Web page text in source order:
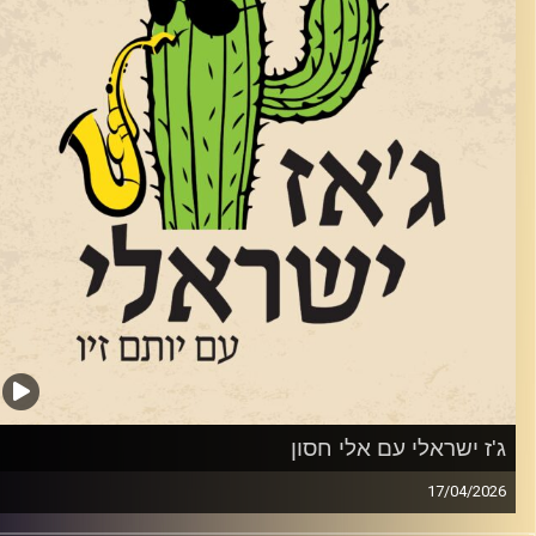
אלבומים, ב 2005 זכה בפרס לנדאו, וב 2009 זכה בפרס ראש
הממשלה למלחינים ולפני 4 בפרס של משרד התרבות על שם אריק
הוא בא אלינו כדי לחגוג אתהאלבום
ה -18 שלו. שוחחנו איתו על המוזיקה שלנו ועל פילוסופיית החיים
רותם בר-אילן
ישראלי עם אלי חסון
17/04/
והמלחין אלי חסון